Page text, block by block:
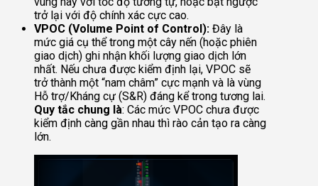
trở lại với độ chính xác cực cao.
VPOC (Volume Point of Control): Đây là
mức giá cụ thể trong một cây nến (hoặc phiên
giao dịch) ghi nhận khối lượng giao dịch lớn
nhất. Nếu chưa được kiểm định lại, VPOC sẽ
trở thành một “nam châm” cực mạnh và là vùng
Hỗ trợ/Kháng cự (S&R) đáng kể trong tương lai.
Quy tắc chung là: Các mức VPOC chưa được
kiểm định càng gần nhau thì rào cản tạo ra càng
lớn.